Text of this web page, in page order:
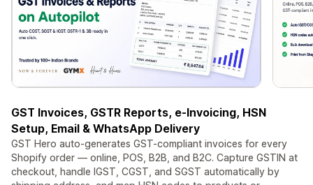
GST Invoices, GSTR Reports, e-Invoicing, HSN
Setup, Email & WhatsApp Delivery
GST Hero auto-generates GST-compliant invoices for every
Shopify order — online, POS, B2B, and B2C. Capture GSTIN at
checkout, handle IGST, CGST, and SGST automatically by